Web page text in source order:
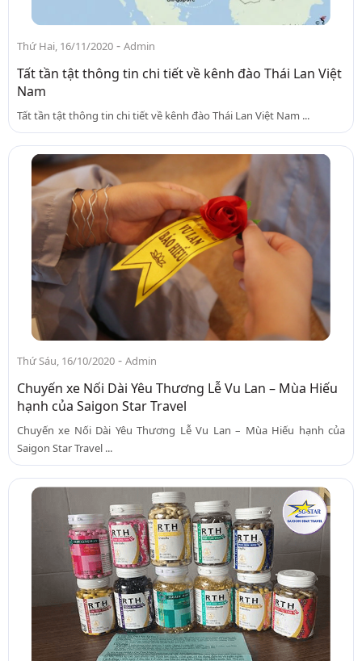
Thứ Hai, 16/11/2020 - Admin
Tất tần tật thông tin chi tiết về kênh đào Thái Lan Việt
Nam
Tất tần tật thông tin chi tiết về kênh đào Thái Lan Việt Nam ...
Thứ Sáu, 16/10/2020 - Admin
Chuyến xe Nối Dài Yêu Thương Lễ Vu Lan – Mùa Hiếu
hạnh của Saigon Star Travel
Chuyến xe Nối Dài Yêu Thương Lễ Vu Lan – Mùa Hiếu hạnh của
Saigon Star Travel ...